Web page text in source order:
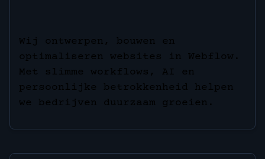
Wij ontwerpen, bouwen en
optimaliseren websites in Webflow.
Met slimme workflows, AI en
persoonlijke betrokkenheid helpen
we bedrijven duurzaam groeien.